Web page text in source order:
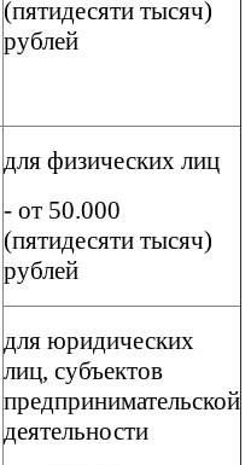
(пятидесяти тысяч)
рублей
для физических лиц
- от 50.000
(пятидесяти тысяч)
рублей
для юридических
лиц, субъектов
предпринимательской
деятельности